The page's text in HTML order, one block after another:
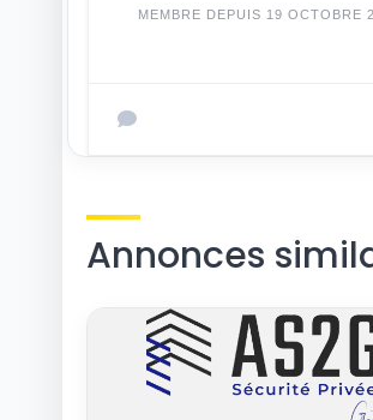
MEMBRE DEPUIS 19 OCTOBRE
Annonces